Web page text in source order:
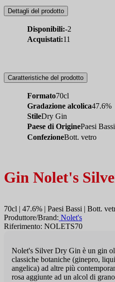
Dettagli del prodotto
Disponibili:-2
Acquistati:11
Caratteristiche del prodotto
Formato70cl
Gradazione alcolica47.6%
StileDry Gin
Paese di OriginePaesi Bassi
ConfezioneBott. vetro
Gin Nolet's
70cl | 47.6% | Paesi Bassi | Bott.
Produttore/Brand: Nolet's
Riferimento: NOLETS70
Nolet's Silver Dry Gin è un gin
classiche botaniche (ginepro,
angelica) ad altre più
rosa aggiunte ad un alcol di